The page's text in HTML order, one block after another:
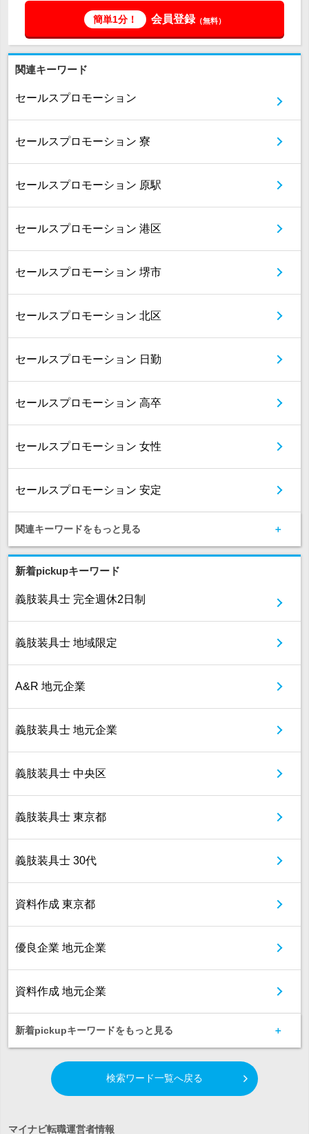
簡単1分！ 会員登録（無料）
関連キーワード
セールスプロモーション
セールスプロモーション 寮
セールスプロモーション 原駅
セールスプロモーション 港区
セールスプロモーション 堺市
セールスプロモーション 北区
セールスプロモーション 日勤
セールスプロモーション 高卒
セールスプロモーション 女性
セールスプロモーション 安定
関連キーワードをもっと見る
新着pickupキーワード
義肢装具士 完全週休2日制
義肢装具士 地域限定
A&R 地元企業
義肢装具士 地元企業
義肢装具士 中央区
義肢装具士 東京都
義肢装具士 30代
資料作成 東京都
優良企業 地元企業
資料作成 地元企業
新着pickupキーワードをもっと見る
検索ワード一覧へ戻る
マイナビ転職運営者情報